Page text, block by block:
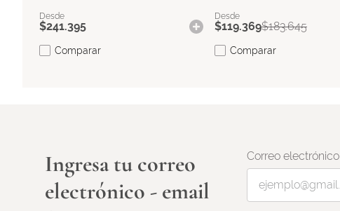
$241.395
Comparar
$119.369$183.645
Comparar
Ingresa tu correo
electrónico - email
Correo electrónico